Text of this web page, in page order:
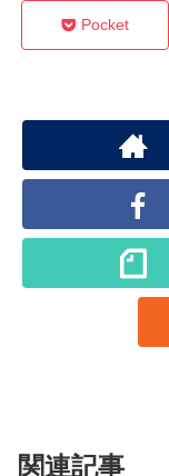
Pocket
関連記事